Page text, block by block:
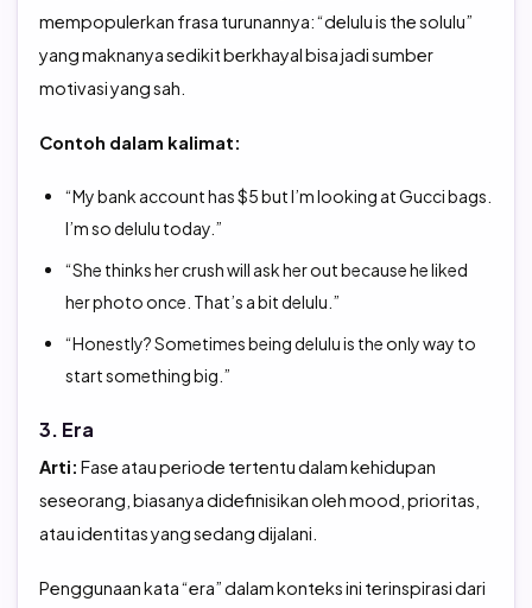
mempopulerkan frasa turunannya: “delulu is the solulu”
yang maknanya sedikit berkhayal bisa jadi sumber
motivasi yang sah.
Contoh dalam kalimat:
“My bank account has $5 but I’m looking at Gucci bags.
I’m so delulu today.”
“She thinks her crush will ask her out because he liked
her photo once. That’s a bit delulu.”
“Honestly? Sometimes being delulu is the only way to
start something big.”
3. Era
Arti: Fase atau periode tertentu dalam kehidupan
seseorang, biasanya didefinisikan oleh mood, prioritas,
atau identitas yang sedang dijalani.
Penggunaan kata “era” dalam konteks ini terinspirasi dari